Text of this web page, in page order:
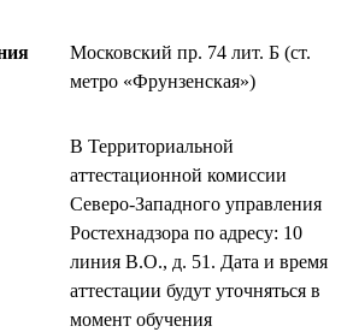
Московский пр. 74 лит. Б (ст.
метро «Фрунзенская»)
В Территориальной
аттестационной комиссии
Северо-Западного управления
Ростехнадзора по адресу: 10
линия В.О., д. 51. Дата и время
аттестации будут уточняться в
момент обучения